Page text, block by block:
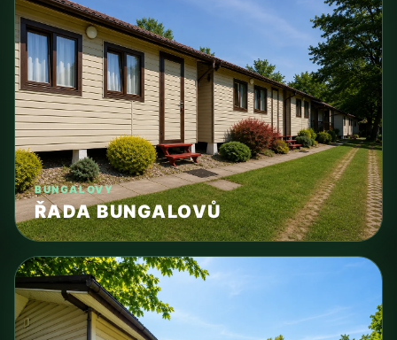
BUNGALOVY
ŘADA BUNGALOVŮ